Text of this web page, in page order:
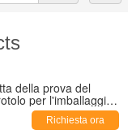
della prova del
per l'imballaggio
Richiesta ora